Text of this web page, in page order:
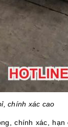
chính xác cao
chính xác,